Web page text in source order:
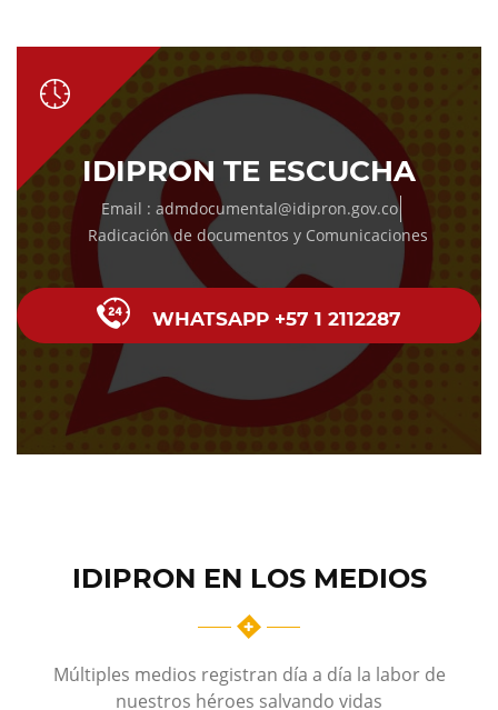
IDIPRON TE ESCUCHA
Email : admdocumental@idipron.gov.co
Radicación de documentos y Comunicaciones
WHATSAPP +57 1 2112287
IDIPRON EN LOS MEDIOS
Múltiples medios registran día a día la labor de
nuestros héroes salvando vidas